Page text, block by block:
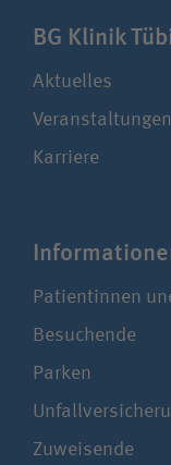
BG Klinik
Aktuelles
Veranstaltungen
Karriere
Patientinnen
Besuchende
Parken
Zuweisende